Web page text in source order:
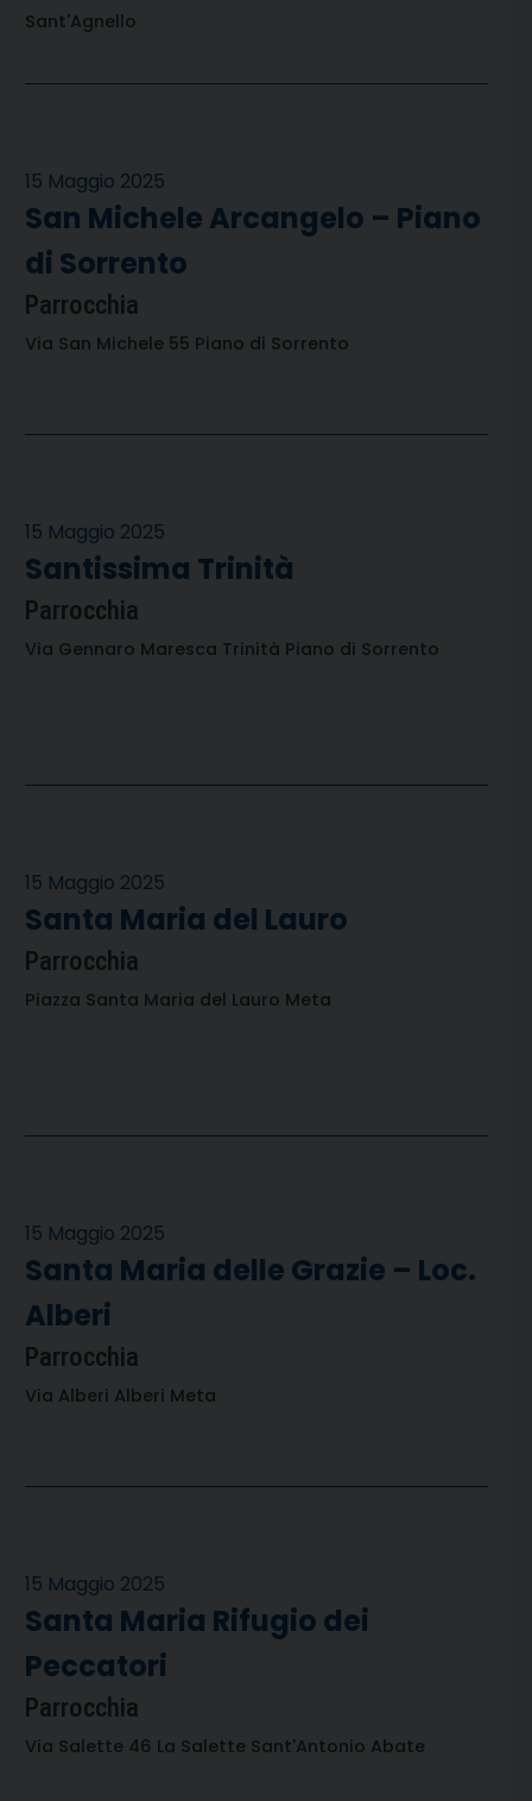
Sant'Agnello
15 Maggio 2025
San Michele Arcangelo – Piano
di Sorrento
Parrocchia
Via San Michele 55 Piano di Sorrento
15 Maggio 2025
Santissima Trinità
Parrocchia
Via Gennaro Maresca Trinità Piano di Sorrento
15 Maggio 2025
Santa Maria del Lauro
Parrocchia
Piazza Santa Maria del Lauro Meta
15 Maggio 2025
Santa Maria delle Grazie – Loc.
Alberi
Parrocchia
Via Alberi Alberi Meta
15 Maggio 2025
Santa Maria Rifugio dei
Peccatori
Parrocchia
Via Salette 46 La Salette Sant'Antonio Abate